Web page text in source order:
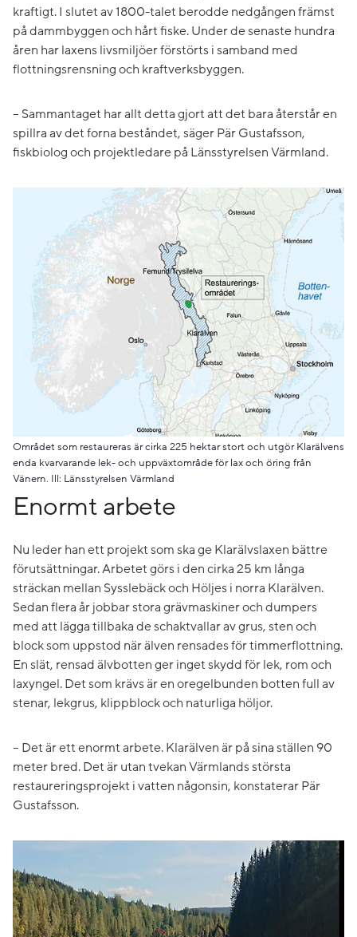
kraftigt. I slutet av 1800-talet berodde nedgången främst
på dammbyggen och hårt fiske. Under de senaste hundra
åren har laxens livsmiljöer förstörts i samband med
flottningsrensning och kraftverksbyggen.
– Sammantaget har allt detta gjort att det bara återstår en
spillra av det forna beståndet, säger Pär Gustafsson,
fiskbiolog och projektledare på Länsstyrelsen Värmland.
Området som restaureras är cirka 225 hektar stort och utgör Klarälvens
enda kvarvarande lek- och uppväxtområde för lax och öring från
Vänern. Ill: Länsstyrelsen Värmland
Enormt arbete
Nu leder han ett projekt som ska ge Klarälvslaxen bättre
förutsättningar. Arbetet görs i den cirka 25 km långa
sträckan mellan Sysslebäck och Höljes i norra Klarälven.
Sedan flera år jobbar stora grävmaskiner och dumpers
med att lägga tillbaka de schaktvallar av grus, sten och
block som uppstod när älven rensades för timmerflottning.
En slät, rensad älvbotten ger inget skydd för lek, rom och
laxyngel. Det som krävs är en oregelbunden botten full av
stenar, lekgrus, klippblock och naturliga höljor.
– Det är ett enormt arbete. Klarälven är på sina ställen 90
meter bred. Det är utan tvekan Värmlands största
restaureringsprojekt i vatten någonsin, konstaterar Pär
Gustafsson.